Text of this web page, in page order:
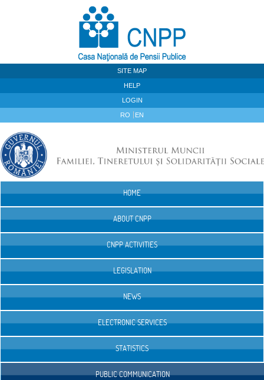
SITE MAP
HELP
LOGIN
RO EN
HOME
ABOUT CNPP
CNPP ACTIVITIES
LEGISLATION
NEWS
ELECTRONIC SERVICES
STATISTICS
PUBLIC COMMUNICATION